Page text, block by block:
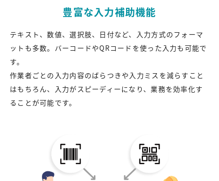
豊富な入力補助機能
テキスト、数値、選択肢、日付など、入力方式のフォーマ
ットも多数。バーコードやQRコードを使った入力も可能で
す。
作業者ごとの入力内容のばらつきや入力ミスを減らすこと
はもちろん、入力がスピーディーになり、業務を効率化す
ることが可能です。